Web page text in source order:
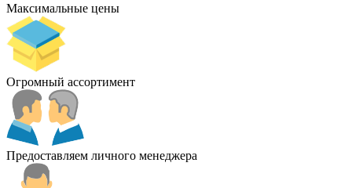
Максимальные цены
Огромный ассортимент
Предоставляем личного менеджера